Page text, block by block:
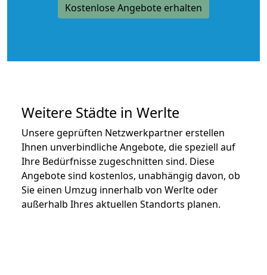
Kostenlose Angebote erhalten
Weitere Städte in Werlte
Unsere geprüften Netzwerkpartner erstellen
Ihnen unverbindliche Angebote, die speziell auf
Ihre Bedürfnisse zugeschnitten sind. Diese
Angebote sind kostenlos, unabhängig davon, ob
Sie einen Umzug innerhalb von Werlte oder
außerhalb Ihres aktuellen Standorts planen.